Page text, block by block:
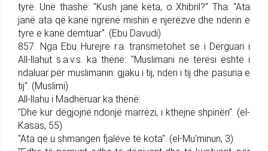
tyre. Unë thashë: "Kush janë këta, o Xhi­bril?" Tha: "Ata
janë ata që kanë ngrënë mishin e njerëzve dhe nderin e
tyre e kanë dëmtuar". (Ebu Davudi)
857. Nga Ebu Hurejre r.a. trans­me­tohet se i Dërguari i
All-llahut s.a.v.s. ka thënë: "Musli­mani në tërësi është i
ndaluar për muslimanin: gjaku i tij, nderi i tij dhe pasuria e
tij". (Muslimi)
All-llahu i Madhëruar ka thënë:
"Dhe kur dëgjojnë ndonjë marrëzi, i kthejnë shpinën". (el-
Kasas, 55)
"Ata që u shmangen fjalëve të kota". (el-Mu'minun, 3)